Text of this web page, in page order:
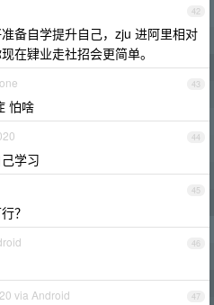
42
备自学提升自己，zju 进阿里相对
在肄业走社招会更简单。
43
怕啥
44
学习
45
？
46
47
via Android